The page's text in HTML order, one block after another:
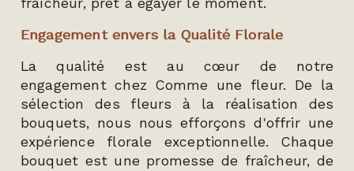
fraîcheur, prêt à égayer le moment.
Engagement envers la Qualité Florale
La qualité est au cœur de notre
engagement chez Comme une fleur. De la
sélection des fleurs à la réalisation des
bouquets, nous nous efforçons d'offrir une
expérience florale exceptionnelle. Chaque
bouquet est une promesse de fraîcheur, de